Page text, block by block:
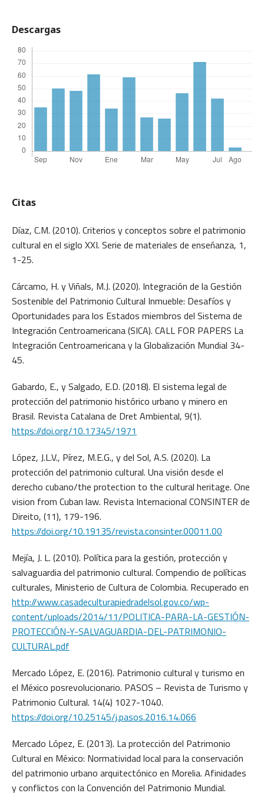
Descargas
Citas
Díaz, C.M. (2010). Criterios y conceptos sobre el patrimonio
cultural en el siglo XXI. Serie de materiales de enseñanza, 1,
1-25.
Cárcamo, H. y Viñals, M.J. (2020). Integración de la Gestión
Sostenible del Patrimonio Cultural Inmueble: Desafíos y
Oportunidades para los Estados miembros del Sistema de
Integración Centroamericana (SICA). CALL FOR PAPERS La
Integración Centroamericana y la Globalización Mundial 34-
45.
Gabardo, E., y Salgado, E.D. (2018). El sistema legal de
protección del patrimonio histórico urbano y minero en
Brasil. Revista Catalana de Dret Ambiental, 9(1).
https://doi.org/10.17345/1971
López, J.L.V., Pírez, M.E.G., y del Sol, A.S. (2020). La
protección del patrimonio cultural. Una visión desde el
derecho cubano/the protection to the cultural heritage. One
vision from Cuban law. Revista Internacional CONSINTER de
Direito, (11), 179-196.
https://doi.org/10.19135/revista.consinter.00011.00
Mejía, J. L. (2010). Política para la gestión, protección y
salvaguardia del patrimonio cultural. Compendio de políticas
culturales, Ministerio de Cultura de Colombia. Recuperado en
http://www.casadeculturapiedradelsol.gov.co/wp-
content/uploads/2014/11/POLITICA-PARA-LA-GESTIÓN-
PROTECCIÓN-Y-SALVAGUARDIA-DEL-PATRIMONIO-
CULTURAL.pdf
Mercado López, E. (2016). Patrimonio cultural y turismo en
el México posrevolucionario. PASOS – Revista de Turismo y
Patrimonio Cultural. 14(4) 1027-1040.
https://doi.org/10.25145/j.pasos.2016.14.066
Mercado López, E. (2013). La protección del Patrimonio
Cultural en México: Normatividad local para la conservación
del patrimonio urbano arquitectónico en Morelia. Afinidades
y conflictos con la Convención del Patrimonio Mundial.